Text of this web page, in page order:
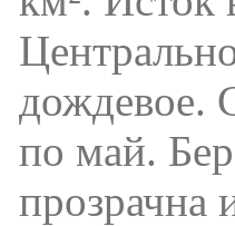
дождевое.
по май.
прозрачна